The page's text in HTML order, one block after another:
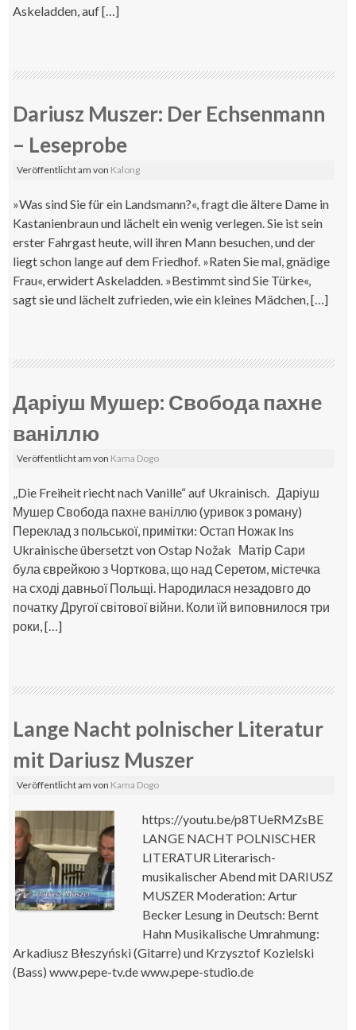
Askeladden, auf […]
Dariusz Muszer: Der Echsenmann
– Leseprobe
Veröffentlicht amvon Kalong
»Was sind Sie für ein Landsmann?«, fragt die ältere Dame in
Kastanienbraun und lächelt ein wenig verlegen. Sie ist sein
erster Fahrgast heute, will ihren Mann besuchen, und der
liegt schon lange auf dem Friedhof. »Raten Sie mal, gnädige
Frau«, erwidert Askeladden. »Bestimmt sind Sie Türke«,
sagt sie und lächelt zufrieden, wie ein kleines Mädchen, […]
Даріуш Мушер: Свобода пахне
ваніллю
Veröffentlicht amvon Kama Dogo
„Die Freiheit riecht nach Vanille“ auf Ukrainisch. Даріуш
Мушер Свобода пахне ваніллю (уривок з роману)
Переклад з польської, примітки: Остап Ножак Ins
Ukrainische übersetzt von Ostap Nožak Матір Сари
була єврейкою з Чорткова, що над Серетом, містечка
на сході давньої Польщі. Народилася незадовго до
початку Другої світової війни. Коли їй виповнилося три
роки, […]
Lange Nacht polnischer Literatur
mit Dariusz Muszer
Veröffentlicht amvon Kama Dogo
https://youtu.be/p8TUeRMZsBE
LANGE NACHT POLNISCHER
LITERATUR Literarisch-
musikalischer Abend mit DARIUSZ
MUSZER Moderation: Artur
Becker Lesung in Deutsch: Bernt
Hahn Musikalische Umrahmung:
Arkadiusz Błeszyński (Gitarre) und Krzysztof Kozielski
(Bass) www.pepe-tv.de www.pepe-studio.de